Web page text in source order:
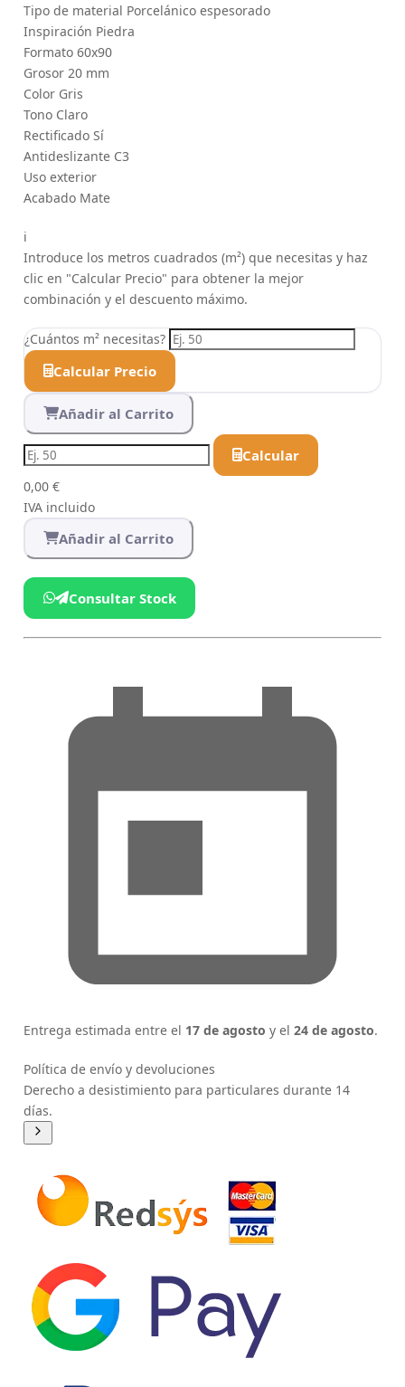
Tipo de material Porcelánico espesorado
Inspiración Piedra
Formato 60x90
Grosor 20 mm
Color Gris
Tono Claro
Rectificado Sí
Antideslizante C3
Uso exterior
Acabado Mate
i
Introduce los metros cuadrados (m²) que necesitas y haz
clic en "Calcular Precio" para obtener la mejor
combinación y el descuento máximo.
¿Cuántos m² necesitas?
Calcular Precio
Añadir al Carrito
Calcular
0,00 €
IVA incluido
Añadir al Carrito
Consultar Stock
Entrega estimada entre el 17 de agosto y el24 de agosto.
Política de envío y devoluciones
Derecho a desistimiento para particulares durante 14
días.